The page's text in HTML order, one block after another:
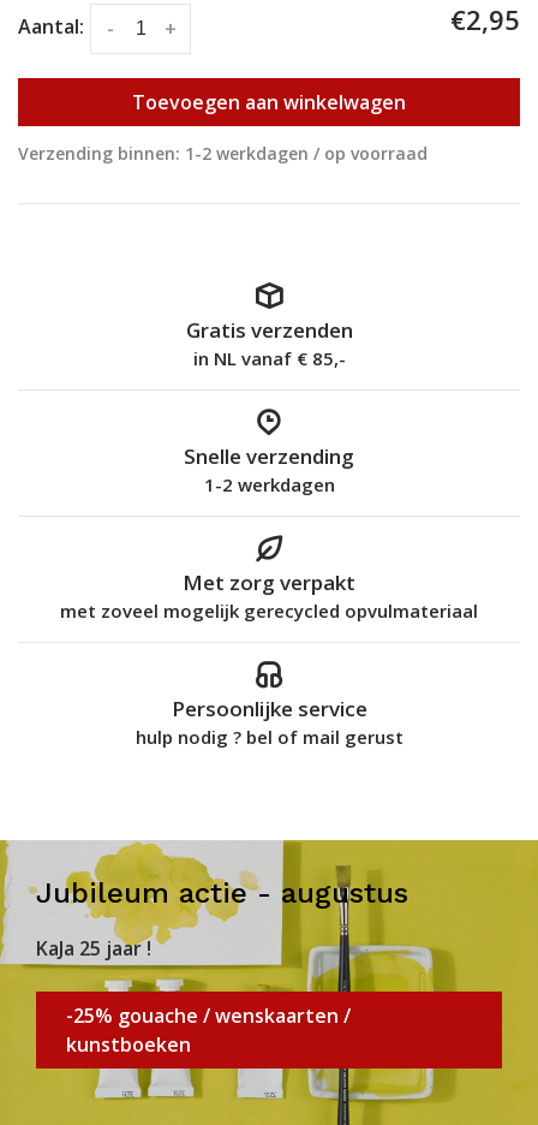
Aantal: +
- €2,95
Toevoegen aan winkelwagen
Verzending binnen: 1-2 werkdagen / op voorraad
Gratis verzenden
in NL vanaf € 85,-
Snelle verzending
1-2 werkdagen
Met zorg verpakt
met zoveel mogelijk gerecycled opvulmateriaal
Persoonlijke service
hulp nodig ? bel of mail gerust
Jubileum actie - augustus
KaJa 25 jaar !
-25% gouache / wenskaarten /
kunstboeken